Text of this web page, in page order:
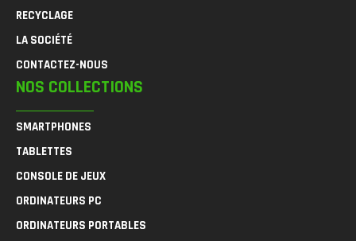
RECYCLAGE
LA SOCIÉTÉ
CONTACTEZ-NOUS
NOS COLLECTIONS
SMARTPHONES
TABLETTES
CONSOLE DE JEUX
ORDINATEURS PC
ORDINATEURS PORTABLES